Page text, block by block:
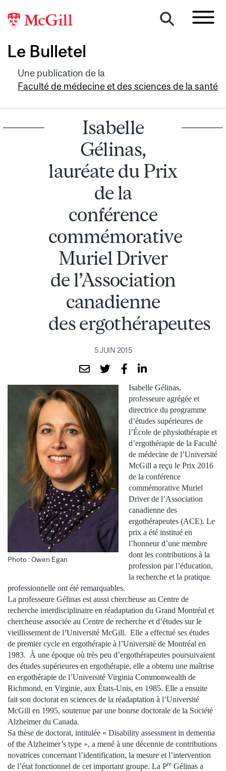
Le Bulletel
Une publication de la
Faculté de médecine et des sciences de la santé
Isabelle
Gélinas,
lauréate du Prix
de la
conférence
commémorative
Muriel Driver
de l’Association
canadienne
des ergothérapeutes
5 JUIN 2015
Photo : Owen Egan
Isabelle Gélinas,
professeure agrégée et
directrice du programme
d’études supérieures de
l’École de physiothérapie et
d’ergothérapie de la Faculté
de médecine de l’Université
McGill a reçu le Prix 2016
de la conférence
commémorative Muriel
Driver de l’Association
canadienne des
ergothérapeutes (ACE). Le
prix a été institué en
l’honneur d’une membre
dont les contributions à la
profession par l’éducation,
la recherche et la pratique
professionnelle ont été remarquables.
La professeure Gélinas est aussi chercheuse au Centre de
recherche interdisciplinaire en réadaptation du Grand Montréal et
chercheuse associée au Centre de recherche et d’études sur le
vieillissement de l’Université McGill. Elle a effectué ses études
de premier cycle en ergothérapie à l’Université de Montréal en
1983. À une époque où très peu d’ergothérapeutes poursuivaient
des études supérieures en ergothérapie, elle a obtenu une maîtrise
en ergothérapie de l’Université Virginia Commonwealth de
Richmond, en Virginie, aux États-Unis, en 1985. Elle a ensuite
fait son doctorat en sciences de la réadaptation à l’Université
McGill en 1995, soutenue par une bourse doctorale de la Société
Alzheimer du Canada.
Sa thèse de doctorat, intitulée « Disability assessment in dementia
of the Alzheimer’s type », a mené à une décennie de contributions
novatrices concernant l’identification, la mesure et l’intervention
de l’état fonctionnel de cet important groupe. La Pre Gélinas a